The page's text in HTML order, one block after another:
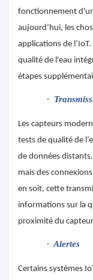
fonctionnement
aujourd’hui, les
applications de
qualité de l'eau
étapes
·
Les capteurs
tests de qualité de
de données
mais des
en soit, cette
informations sur la
proximité du
· Alertes
Certains systèmes